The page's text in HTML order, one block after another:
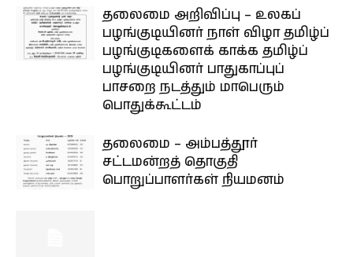
தலைமை அறிவிப்பு – உலகப்
பழங்குடியினர் நாள் விழா தமிழ்ப்
பழங்குடிகளைக் காக்க தமிழ்ப்
பழங்குடியினர் பாதுகாப்புப்
பாசறை நடத்தும் மாபெரும்
பொதுக்கூட்டம்
தலைமை – அம்பத்தூர்
சட்டமன்றத் தொகுதி
பொறுப்பாளர்கள் நியமனம்